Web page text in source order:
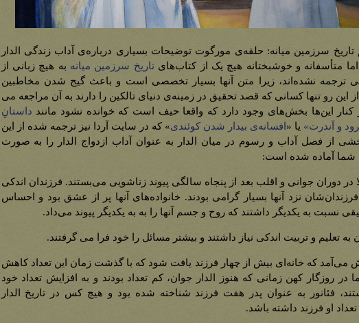
تاریخ سرزمین میانه: حلقه‌ی مورگوت توضیحات بسیاری درباره‌ی آداب زندگی الدار
متأسفانه و خوشبختانه هیچ یک از کتاب‌هایتاریخ سرزمین میانه به هیچ زبانی از
ترجمه نشده‌اند، زیرا متن آنها بسیار تخصصی است و باعث گیج شدن مخاطبین
این رو تنها کسانی که قصد تحقیق در زمینه‌ی دنیای تالکین را دارند به آن مراجعه می
کنار این‌ها بخش‌های وجود دارد که واقعا حیف است که خوانده نشود مانند داستانِ
و آندرت» یا « افسانه‌ی بیدار شدن کوئندی» که در سایت آردا نیز ترجمه شده از این
از فصل آداب و رسوم در میان الدار به عنوان آداب ازدواج الدار را به صورت
شما آماده شده است:
در دوران جوانی و اقلب بعد از پنجاه سالگی پیوند زناشویی می‌بستند. فرزندان اندکی
فرزندان‌شان نزد آنها بسیار گرامی بودند. خانواده‌های آنها پر از عشق بود و احساس
نسبت به یکدیگر داشتند که روح و جسم آنها را به به یکدیگر پیوند می‌داد.
به تعلیم و تربیت اندکی نیاز داشتند و بیشتر مسائل را خود فرا می گرفتند.
می‌آمد که خانه‌ای بیش از چهار فرزند یافت شود که با گذشت زمان این تعداد کاهش
در روزگار کهن زمانی که هنوز الدار جوان، کم تعداد بودند و به افزایش تعداد خود
فئانور به عنوان پدر هفت فرزند شناخته شده بود و هیچ کس در تاریخ الدار
او فرزند داشته باشد.